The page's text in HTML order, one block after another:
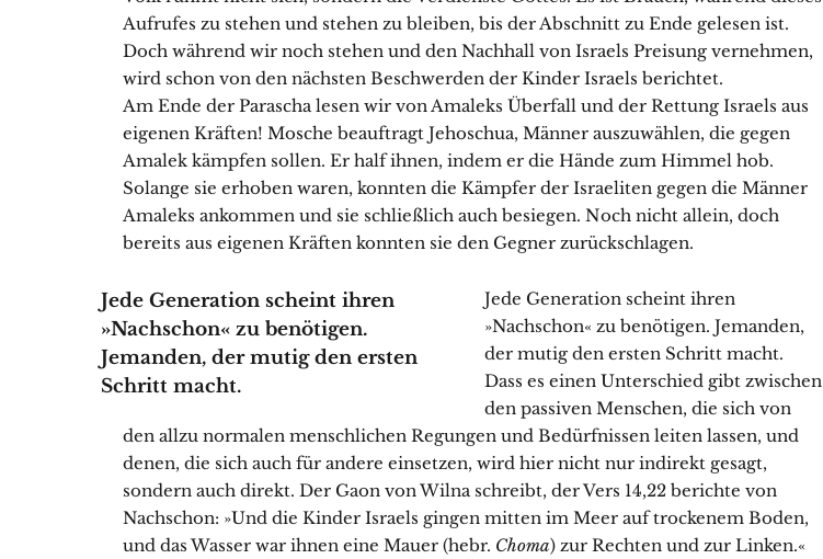
Aufrufes zu stehen und stehen zu bleiben, bis der Abschnitt zu Ende gelesen ist.
Doch während wir noch stehen und den Nachhall von Israels Preisung vernehmen,
wird schon von den nächsten Beschwerden der Kinder Israels berichtet.
Am Ende der Parascha lesen wir von Amaleks Überfall und der Rettung Israels aus
eigenen Kräften! Mosche beauftragt Jehoschua, Männer auszuwählen, die gegen
Amalek kämpfen sollen. Er half ihnen, indem er die Hände zum Himmel hob.
Solange sie erhoben waren, konnten die Kämpfer der Israeliten gegen die Männer
Amaleks ankommen und sie schließlich auch besiegen. Noch nicht allein, doch
bereits aus eigenen Kräften konnten sie den Gegner zurückschlagen.
Jede Generation scheint ihren
»Nachschon« zu benötigen.
Jemanden, der mutig den ersten
Schritt macht.
Jede Generation scheint ihren
»Nachschon« zu benötigen. Jemanden,
der mutig den ersten Schritt macht.
Dass es einen Unterschied gibt zwischen
den passiven Menschen, die sich von
den allzu normalen menschlichen Regungen und Bedürfnissen leiten lassen, und
denen, die sich auch für andere einsetzen, wird hier nicht nur indirekt gesagt,
sondern auch direkt. Der Gaon von Wilna schreibt, der Vers 14,22 berichte von
Nachschon: »Und die Kinder Israels gingen mitten im Meer auf trockenem Boden,
und das Wasser war ihnen eine Mauer (hebr. Choma) zur Rechten und zur Linken.«